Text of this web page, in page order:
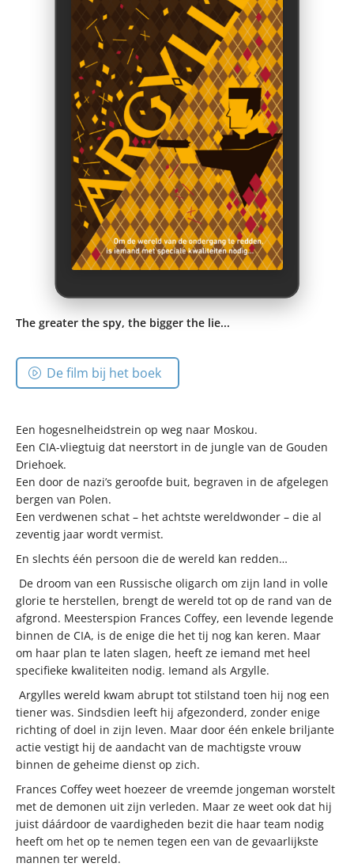
The greater the spy, the bigger the lie...
De film bij het boek
Een hogesnelheidstrein op weg naar Moskou.
Een CIA-vliegtuig dat neerstort in de jungle van de Gouden
Driehoek.
Een door de nazi’s geroofde buit, begraven in de afgelegen
bergen van Polen.
Een verdwenen schat – het achtste wereldwonder – die al
zeventig jaar wordt vermist.
En slechts één persoon die de wereld kan redden…
De droom van een Russische oligarch om zijn land in volle
glorie te herstellen, brengt de wereld tot op de rand van de
afgrond. Meesterspion Frances Coffey, een levende legende
binnen de CIA, is de enige die het tij nog kan keren. Maar
om haar plan te laten slagen, heeft ze iemand met heel
specifieke kwaliteiten nodig. Iemand als Argylle.
Argylles wereld kwam abrupt tot stilstand toen hij nog een
tiener was. Sindsdien leeft hij afgezonderd, zonder enige
richting of doel in zijn leven. Maar door één enkele briljante
actie vestigt hij de aandacht van de machtigste vrouw
binnen de geheime dienst op zich.
Frances Coffey weet hoezeer de vreemde jongeman worstelt
met de demonen uit zijn verleden. Maar ze weet ook dat hij
juist dáárdoor de vaardigheden bezit die haar team nodig
heeft om het op te nemen tegen een van de gevaarlijkste
mannen ter wereld.